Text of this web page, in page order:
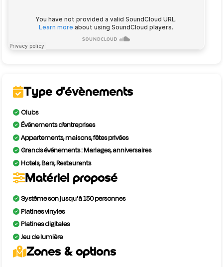
Type d'évènements
Clubs
Événements d’entreprises
Appartements, maisons, fêtes privées
Grands événements : Mariages, anniversaires
Hotels, Bars, Restaurants
Matériel proposé
Système son jusqu'à 150 personnes
Platines vinyles
Platines digitales
Jeu de lumière
Zones & options